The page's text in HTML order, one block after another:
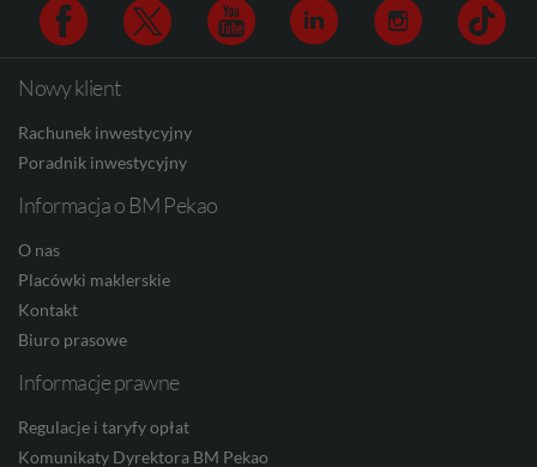
CAD
Facebook
Nowy klient
Rachunek inwestycyjny
Poradnik inwestycyjny
Informacja o BM Pekao
O nas
Placówki maklerskie
Kontakt
Biuro prasowe
Informacje prawne
Regulacje i taryfy opłat
Komunikaty Dyrektora BM Pekao